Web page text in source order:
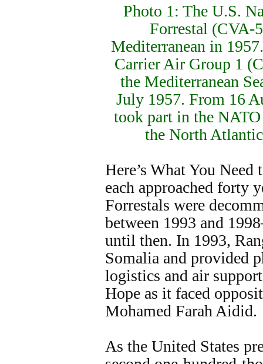
Photo 1: The U.S.
Forrestal (CVA-
Mediterranean in
Carrier Air Group 1
the Mediterranean
July 1957. From 16
took part in the
the North
Here’s What You
each approached forty
Forrestals were
between 1993 and
until then. In 1993,
Somalia and provided
logistics and air
Hope as it faced
Mohamed Farah Aidid.
As the United States